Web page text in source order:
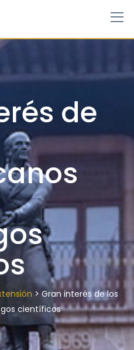
de
> Gran interés de los
científicos